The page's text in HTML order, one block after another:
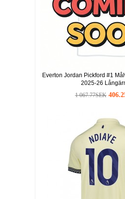
Everton Jordan Pickford #1
2025-26
1 067.77SEK